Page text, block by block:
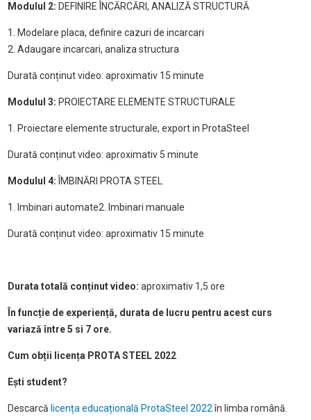
Modulul 2: DEFINIRE ÎNCĂRCĂRI, ANALIZĂ STRUCTURĂ
1. Modelare placa, definire cazuri de incarcari
2. Adaugare incarcari, analiza structura
Durată conținut video: aproximativ 15 minute
Modulul 3: PROIECTARE ELEMENTE STRUCTURALE
1. Proiectare elemente structurale, export in ProtaSteel
Durată conținut video: aproximativ 5 minute
Modulul 4: ÎMBINĂRI PROTA STEEL
1. Imbinari automate2. Imbinari manuale
Durată conținut video: aproximativ 15 minute
Durata totală conținut video: aproximativ 1,5 ore
În funcție de experiență, durata de lucru pentru acest curs
variază între 5 si 7 ore.
Cum obții licența PROTA STEEL 2022
Ești student?
Descarcă licența educațională ProtaSteel 2022în limba română.